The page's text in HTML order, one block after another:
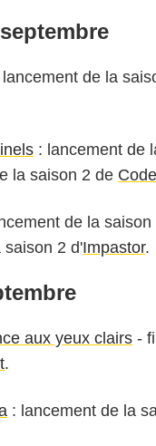
lancement de la
: lancement de
la saison 2 de
de la
saison 2 d'Impastor.
aux yeux clairs -
.
: lancement de la